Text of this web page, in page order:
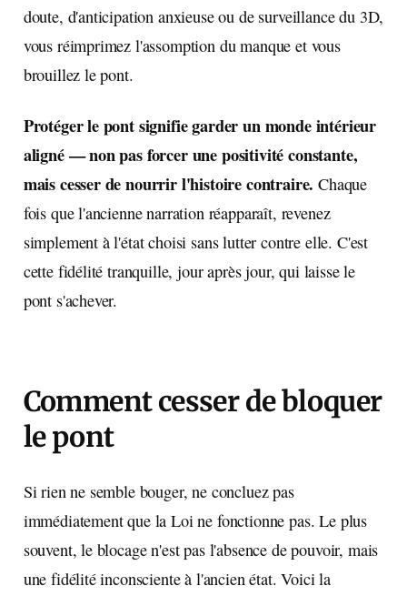
doute, d'anticipation anxieuse ou de surveillance du 3D,
vous réimprimez l'assomption du manque et vous
brouillez le pont.
Protéger le pont signifie garder un monde intérieur
aligné — non pas forcer une positivité constante,
mais cesser de nourrir l'histoire contraire. Chaque
fois que l'ancienne narration réapparaît, revenez
simplement à l'état choisi sans lutter contre elle. C'est
cette fidélité tranquille, jour après jour, qui laisse le
pont s'achever.
Comment cesser de bloquer
le pont
Si rien ne semble bouger, ne concluez pas
immédiatement que la Loi ne fonctionne pas. Le plus
souvent, le blocage n'est pas l'absence de pouvoir, mais
une fidélité inconsciente à l'ancien état. Voici la